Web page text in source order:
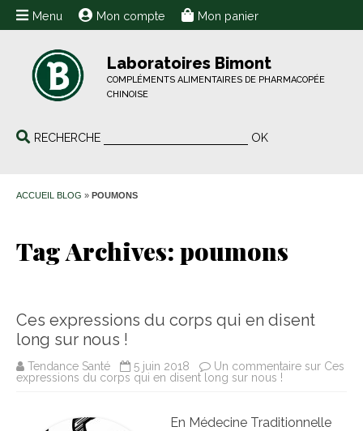
Laboratoires Bimont
COMPLÉMENTS ALIMENTAIRES DE PHARMACOPÉE
CHINOISE
RECHERCHE OK
ACCUEIL BLOG » POUMONS
Tag Archives:poumons
Ces expressions du corps qui en disent
long sur nous !
Tendance Santé 5 juin 2018 Un commentaire sur Ces
expressions du corps qui en disent long sur nous !
En Médecine Traditionnelle
Menu Mon compte Mon panier